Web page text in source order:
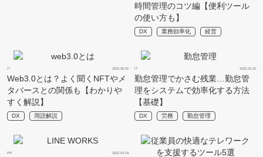
時間管理のコツ編【便利ツール
の使い方も】
DX 業務効率化 経営
IT 2022.06.02
Web3.0とは？よく聞くNFTやメ
タバースとの関係も【わかりや
すく解説】
DX 用語解説
IT 2022.04.22
勤怠管理でかさむ残業…勤怠管
理をシステムで効率化する方法
【基礎】
DX 労務 勤怠管理
PR 2022.04.19